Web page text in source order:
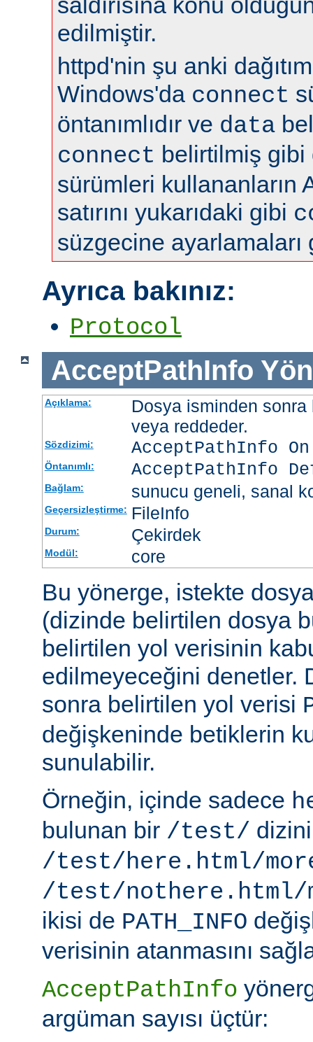
edilmiştir.
httpd'nin şu anki
Windows'da connect
öntanımlıdır ve data
connect belirtilmiş gibi
sürümleri kullananların
satırını yukarıdaki gibi
süzgecine ayarlamaları
Ayrıca bakınız:
Protocol
AcceptPathInfo
Açıklama:
Dosya isminden
veya reddeder.
Sözdizimi: AcceptPathInfo
Öntanımlı: AcceptPathInfo
Bağlam: sunucu geneli, sanal
Geçersizleştirme: FileInfo
Durum: Çekirdek
Modül: core
Bu yönerge, istekte
(dizinde belirtilen dosya
belirtilen yol verisinin
edilmeyeceğini denetler.
sonra belirtilen yol verisi
değişkeninde betiklerin
sunulabilir.
Örneğin, içinde sadece
bulunan bir /test/
/test/here.html/
/test/nothere.html/
ikisi de PATH_INFO
verisinin atanmasını
AcceptPathInfo
argüman sayısı üçtür: